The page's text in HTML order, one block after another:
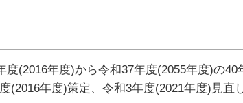
(2016年度)から令和37年度(2055年度)の40
(2016年度)策定、令和3年度(2021年度)見直